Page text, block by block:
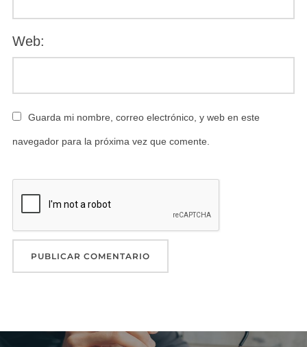
Web:
Guarda mi nombre, correo electrónico, y web en este
navegador para la próxima vez que comente.